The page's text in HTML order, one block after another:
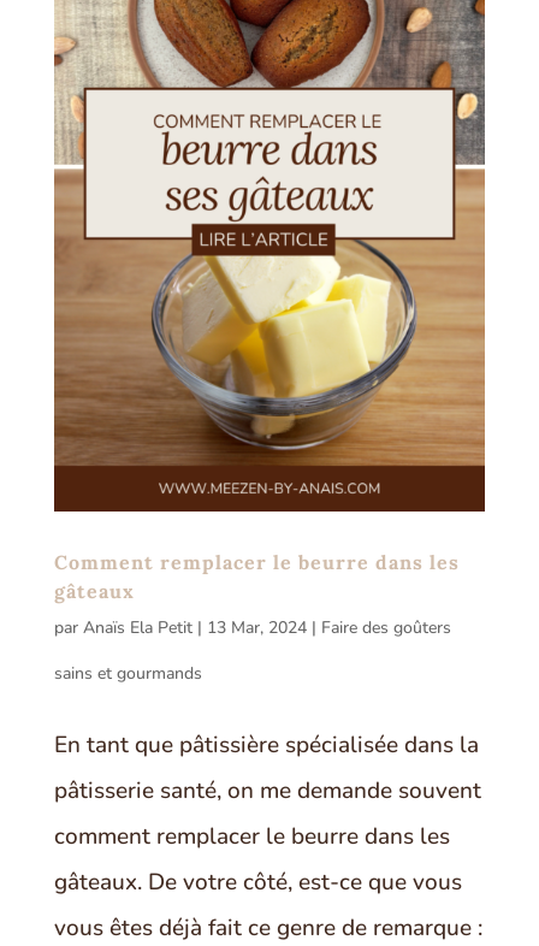
Comment remplacer le beurre dans les
gâteaux
par Anaïs Ela Petit| 13 Mar, 2024| Faire des goûters
sains et gourmands
En tant que pâtissière spécialisée dans la
pâtisserie santé, on me demande souvent
comment remplacer le beurre dans les
gâteaux. De votre côté, est-ce que vous
vous êtes déjà fait ce genre de remarque :